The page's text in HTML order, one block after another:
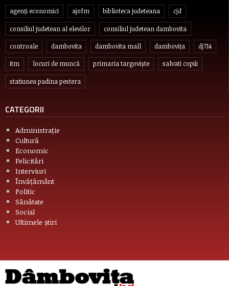
agenți economici ajofm biblioteca judeteana cjd
consiliul judetean al elevilor consiliul judetean dambovita
controale dambovita dambovita mall dambovița dj714
itm locuri de muncă primaria targoviște salvati copiii
statiunea padina pestera
CATEGORII
Administrație
Cultură
Economic
Felicitări
Interviuri
Învățământ
Politic
Sănătate
Social
Ultimele știri